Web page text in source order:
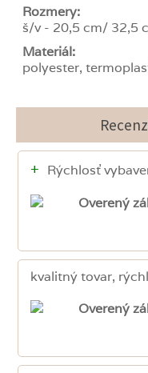
Rozmery:
š/v - 20,5 cm/ 32,5
Materiál:
polyester,
+ Rýchlosť
Overený
kvalitný tovar,
Overený